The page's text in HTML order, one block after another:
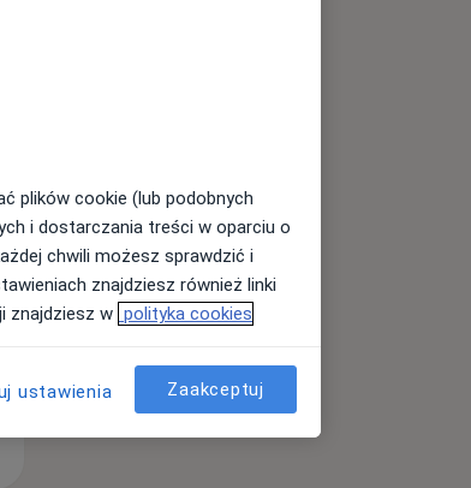
plików cookie (lub podobnych
i dostarczania treści w oparciu o
chwili możesz sprawdzić i
znajdziesz również linki
znajdziesz w polityka cookies
ustawienia Zaakceptuj